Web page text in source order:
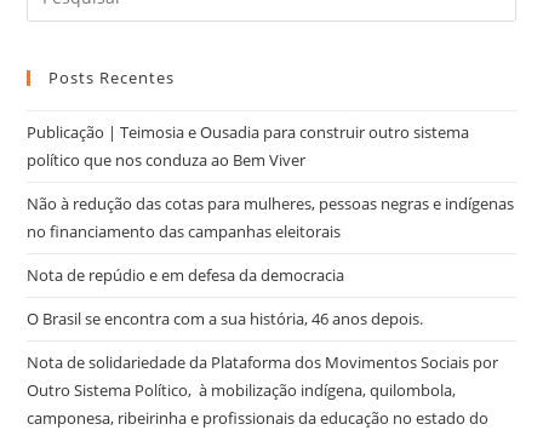
Posts Recentes
Publicação | Teimosia e Ousadia para construir outro sistema
político que nos conduza ao Bem Viver
Não à redução das cotas para mulheres, pessoas negras e indígenas
no financiamento das campanhas eleitorais
Nota de repúdio e em defesa da democracia
O Brasil se encontra com a sua história, 46 anos depois.
Nota de solidariedade da Plataforma dos Movimentos Sociais por
Outro Sistema Político, à mobilização indígena, quilombola,
camponesa, ribeirinha e profissionais da educação no estado do